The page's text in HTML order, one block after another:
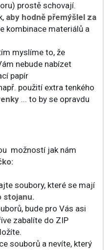
prostě schovají.
aby hodně přemýšlel za
kombinace materiálů a
myslíme to, že
nebude nabízet
papír
použití extra tenkého
... to by se opravdu
možností jak nám
soubory, které se mají
stojanu.
bude pro Vás asi
zabalíte do ZIP
souborů a nevíte, který